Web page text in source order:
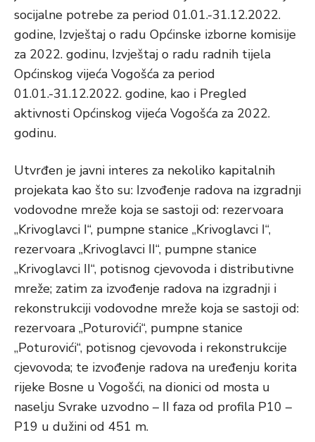
socijalne potrebe za period 01.01.-31.12.2022.
godine, Izvještaj o radu Općinske izborne komisije
za 2022. godinu, Izvještaj o radu radnih tijela
Općinskog vijeća Vogošća za period
01.01.-31.12.2022. godine, kao i Pregled
aktivnosti Općinskog vijeća Vogošća za 2022.
godinu.
Utvrđen je javni interes za nekoliko kapitalnih
projekata kao što su: Izvođenje radova na izgradnji
vodovodne mreže koja se sastoji od: rezervoara
„Krivoglavci I“, pumpne stanice „Krivoglavci I“,
rezervoara „Krivoglavci II“, pumpne stanice
„Krivoglavci II“, potisnog cjevovoda i distributivne
mreže; zatim za izvođenje radova na izgradnji i
rekonstrukciji vodovodne mreže koja se sastoji od:
rezervoara „Poturovići“, pumpne stanice
„Poturovići“, potisnog cjevovoda i rekonstrukcije
cjevovoda; te izvođenje radova na uređenju korita
rijeke Bosne u Vogošći, na dionici od mosta u
naselju Svrake uzvodno – II faza od profila P10 –
P19 u dužini od 451 m.